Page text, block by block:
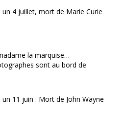
un 4 juillet, mort de Marie Curie
la marquise…
sont au bord de
un 11 juin : Mort de John Wayne